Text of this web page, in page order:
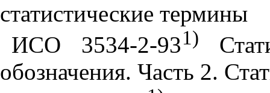
статистические термины
ИСО 3534-2-931)
обозначения. Часть 2.